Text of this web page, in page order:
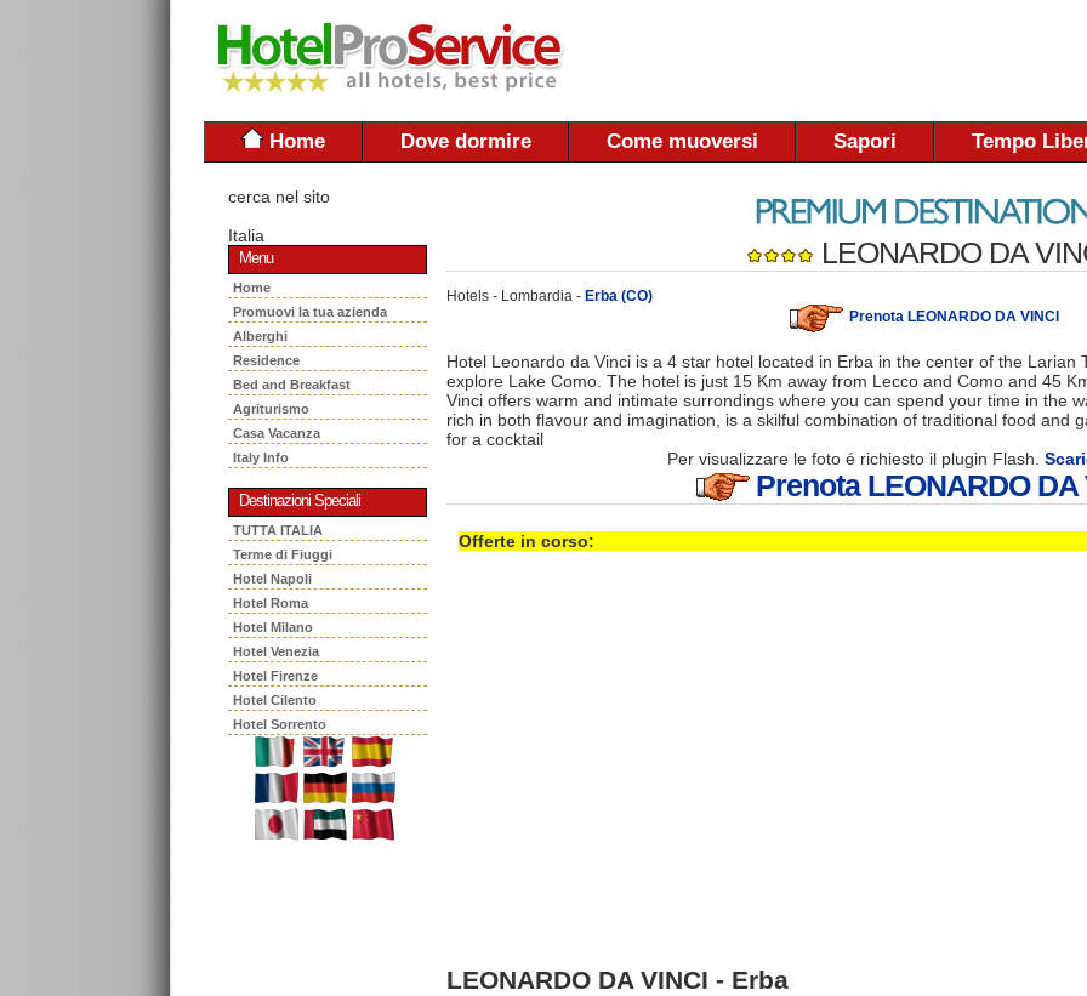
Home Dove dormire Come muoversi Sapori Tempo
cerca nel sito
Italia
Menu
Home
Promuovi la tua azienda
Alberghi
Residence
Bed and Breakfast
Agriturismo
Casa Vacanza
Italy Info
Destinazioni Speciali
TUTTA ITALIA
Terme di Fiuggi
Hotel Napoli
Hotel Roma
Hotel Milano
Hotel Venezia
Hotel Firenze
Hotel Cilento
Hotel Sorrento
LEONARDO DA
Hotels - Lombardia - Erba (CO)
Prenota LEONARDO DA VINCI
Hotel Leonardo da Vinci is a 4 star hotel located in Erba in the center of the
explore Lake Como. The hotel is just 15 Km away from Lecco and Como and 45
Vinci offers warm and intimate surrondings where you can spend your time in the
rich in both flavour and imagination, is a skilful combination of traditional food and
for a cocktail
Per visualizzare le foto é richiesto il plugin Flash.
Prenota LEONARDO DA
Offerte in corso:
LEONARDO DA VINCI - Erba